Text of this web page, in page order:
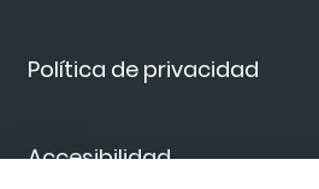
Política de privacidad
Accesibilidad